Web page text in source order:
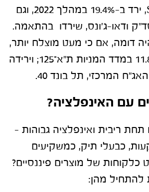
סטריט, S&P 500, ירד ב-19.4% במהלך 2022, וגם
ודאו-ג'ונס, שירדו בהתאמה.
דומה, אם כי מעט מוצלח יותר,
עם ירידה של 11.8% במדד המניות ת"א־125; וירידה
עם האינפלציה?
ריבית ואינפלציה גבוהות –
כבעלי תיק, כמשקיעים
כלקוחות של מוצרים פיננסיים?
להתחיל מהן: